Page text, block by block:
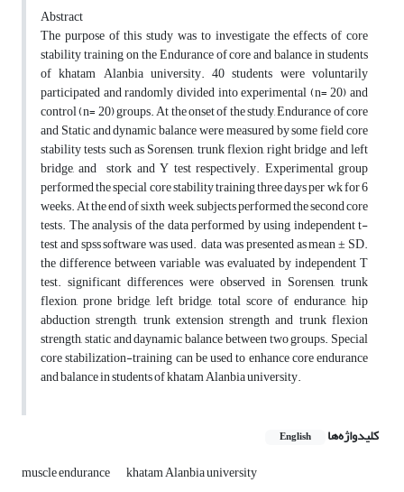
Abstract
The purpose of this study was to investigate the effects of core
stability training on the Endurance of core and balance in students
of khatam Alanbia university. 40 students were voluntarily
participated and randomly divided into experimental (n= 20) and
control (n= 20) groups. At the onset of the study, Endurance of core
and Static and dynamic balance were measured by some field core
stability tests such as Sorensen, trunk flexion, right bridge and left
bridge, and stork and Y test respectively. Experimental group
performed the special core stability training three days per wk for 6
weeks. At the end of sixth week, subjects performed the second core
tests. The analysis of the data performed by using independent t-
test and spss software was used. data was presented as mean ± SD.
the difference between variable was evaluated by independent T
test. significant differences were observed in Sorensen, trunk
flexion, prone bridge, left bridge, total score of endurance, hip
abduction strength, trunk extension strength and trunk flexion
strength, static and daynamic balance between two groups. Special
core stabilization-training can be used to enhance core endurance
and balance in students of khatam Alanbia university.
کلیدواژه‌ها English
muscle endurance khatam Alanbia university